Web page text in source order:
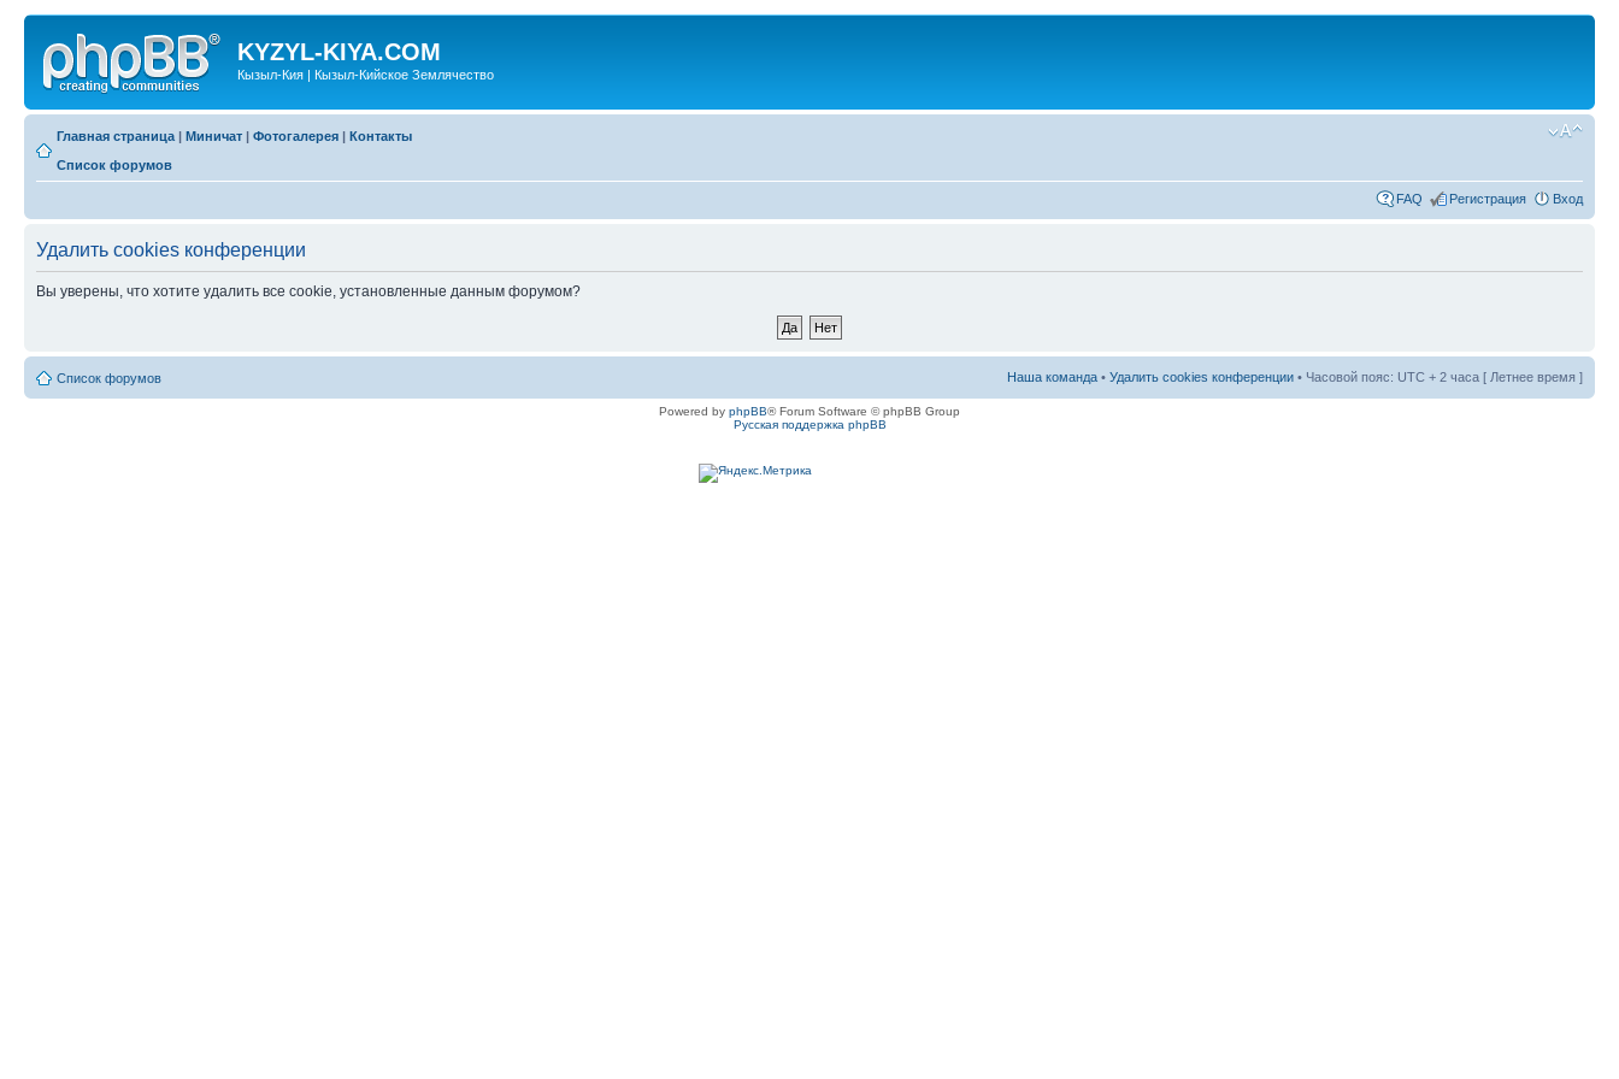
KYZYL-KIYA.COM
Кызыл-Кия | Кызыл-Кийское Землячество
Главная страница | Миничат | Фотогалерея | Контакты
Список форумов
FAQ Регистрация Вход
Удалить cookies конференции
Вы уверены, что хотите удалить все cookie, установленные данным форумом?
Список форумов Наша команда • Удалить cookies конференции • Часовой пояс: UTC + 2 часа [ Летнее время ]
Powered by phpBB® Forum Software © phpBB Group
Русская поддержка phpBB